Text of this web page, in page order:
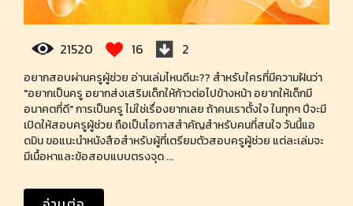
21520 16 2
อยากสอบผ่านครูผู้ช่วย อ่านเล่มไหนดีนะ?? สำหรับใครที่มีความฝันว่า
"อยากเป็นครู อยากส่งเสริมเด็กให้ก้าวต่อไปข้างหน้า อยากให้เด็กมี
อนาคตที่ดี" การเป็นครู ไม่ใช่เรื่องยากเลย ถ้าคนเราตั้งใจ ในทุกๆ ปีจะมี
เปิดให้สอบครูผู้ช่วย ถือเป็นโอกาสสำคัญสำหรับคนที่สนใจ วันนี้แอ
ดมิน ขอแนะนำหนังสือสำหรับผู้ที่เตรียมตัวสอบครูผู้ช่วย แต่ละเล่มจะ
มีเนื้อหาและข้อสอบแบบตรงจุด ...